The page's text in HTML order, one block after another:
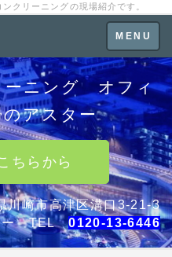
クリーニングの現場紹介です。
Toggle
navigation
MENU
ーニング オフィ
のアスター
ちらから
崎市高津区溝口3-21-3
ー TEL0120-13-6446